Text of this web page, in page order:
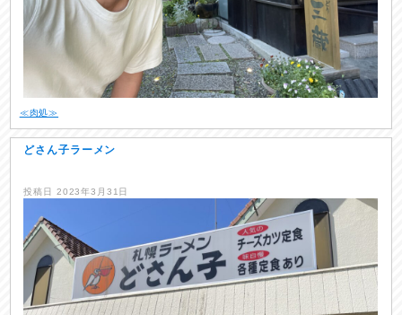
≪肉処≫
どさん子ラーメン
投稿日 2023年3月31日